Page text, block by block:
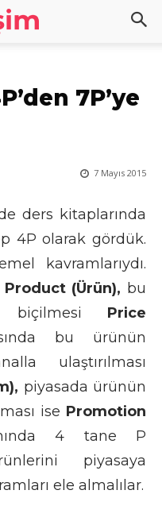
7P’ye
7 Mayıs 2015
ders kitaplarında
4P olarak gördük.
kavramlarıydı.
Product (Ürün), bu
biçilmesi Price
bu ürünün
ulaştırılması
piyasada ürünün
ise Promotion
4 tane P
piyasaya
ele almalılar.